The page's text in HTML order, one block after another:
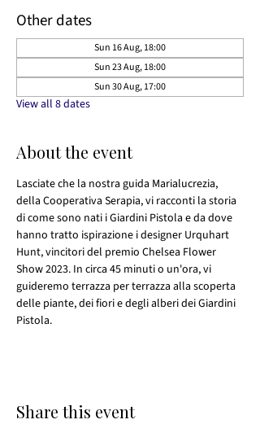
Other dates
Sun 16 Aug, 18:00
Sun 23 Aug, 18:00
Sun 30 Aug, 17:00
View all 8 dates
About the event
Lasciate che la nostra guida Marialucrezia,
della Cooperativa Serapia, vi racconti la storia
di come sono nati i Giardini Pistola e da dove
hanno tratto ispirazione i designer Urquhart
Hunt, vincitori del premio Chelsea Flower
Show 2023. In circa 45 minuti o un'ora, vi
guideremo terrazza per terrazza alla scoperta
delle piante, dei fiori e degli alberi dei Giardini
Pistola.
Share this event